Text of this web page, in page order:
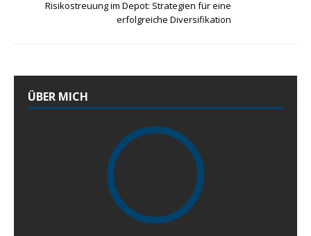
Risikostreuung im Depot: Strategien für eine
erfolgreiche Diversifikation
ÜBER MICH